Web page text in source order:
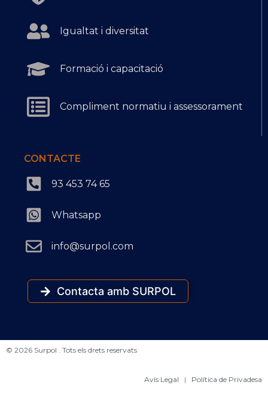
Igualtat i diversitat
Formació i capacitació
Compliment normatiu i assessorament
CONTACTE
93 453 74 65
Whatsapp
info@surpol.com
Contacta amb SURPOL
© 2026 Surpol . Tots els drets reservats
Avís Legal | Política de Privadesa